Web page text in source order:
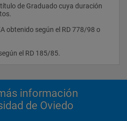
de Graduado cuya duración
obtenido según el RD 778/98 o
según el RD 185/85.
información
de Oviedo